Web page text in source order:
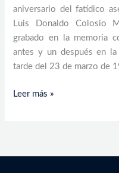
aniversario del fatídico
Luis Donaldo Colosio
grabado en la memoria
antes y un después en
tarde del 23 de marzo de
Leer más »